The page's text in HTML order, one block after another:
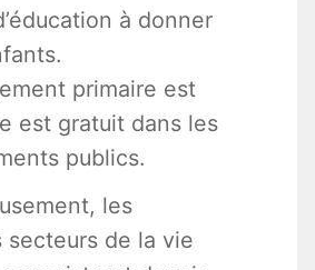
à donner
primaire est
est gratuit dans les
publics.
les
secteurs de la vie